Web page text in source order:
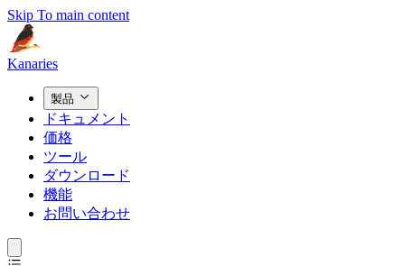
Skip To main content
Kanaries
製品
ドキュメント
価格
ツール
ダウンロード
機能
お問い合わせ